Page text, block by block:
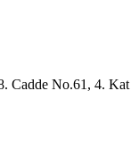
Cadde No.61, 4.